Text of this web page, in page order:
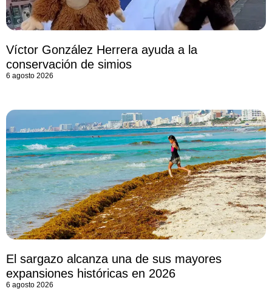
Víctor González Herrera ayuda a la
conservación de simios
6 agosto 2026
El sargazo alcanza una de sus mayores
expansiones históricas en 2026
6 agosto 2026